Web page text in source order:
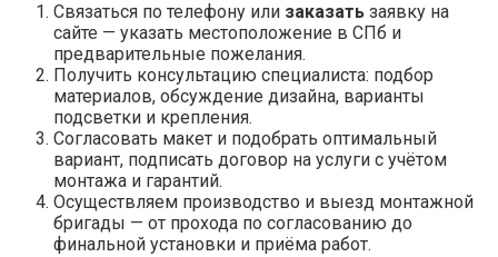
Связаться по телефону или заказать заявку на
сайте — указать местоположение в СПб и
предварительные пожелания.
Получить консультацию специалиста: подбор
материалов, обсуждение дизайна, варианты
подсветки и крепления.
Согласовать макет и подобрать оптимальный
вариант, подписать договор на услуги с учётом
монтажа и гарантий.
Осуществляем производство и выезд монтажной
бригады — от прохода по согласованию до
финальной установки и приёма работ.